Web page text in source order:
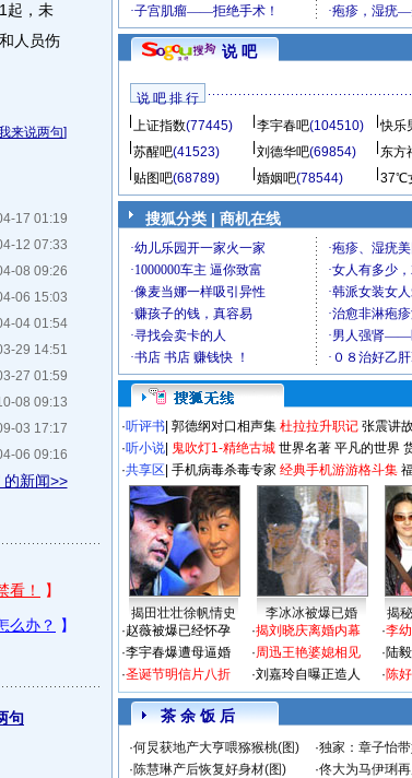
起，未
人员伤
来说两句]
17 01:19
12 07:33
08 09:26
06 15:03
04 01:54
29 14:51
27 01:59
08 09:13
03 17:17
06 09:16
的新闻>>
句
说 吧
说 吧 排 行
上证指数(77445) 李宇春吧(104510) 快乐
苏醒吧(41523) 刘德华吧(69854) 东方
贴图吧(68789) 婚姻吧(78544) 37℃
搜狐分类 | 商机在线
·听评书 郭德纲对口相声集 杜拉拉升职记 张震讲
·听小说 鬼吹灯1-精绝古城 世界名著 平凡的世界
·共享区 手机病毒杀毒专家 经典手机游游格斗集
揭田壮壮徐帆情史 李冰冰被爆已婚
揭
·赵薇被爆已经怀孕
·李宇春爆遭母逼婚
·圣诞节明信片八折
·揭刘晓庆离婚内幕
·周迅王艳婆媳相见
·刘嘉玲自曝正造人
·李
·陆
·陈
茶 余 饭 后
·何炅获地产大亨喂猕猴桃(图) ·独家：章子怡
·陈慧琳产后恢复好身材(图) ·佟大为马伊琍